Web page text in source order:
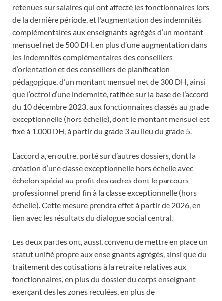
retenues sur salaires qui ont affecté les fonctionnaires lors
de la dernière période, et l’augmentation des indemnités
complémentaires aux enseignants agrégés d’un montant
mensuel net de 500 DH, en plus d’une augmentation dans
les indemnités complémentaires des conseillers
d’orientation et des conseillers de planification
pédagogique, d’un montant mensuel net de 300 DH, ainsi
que l’octroi d’une indemnité, ratifiée sur la base de l’accord
du 10 décembre 2023, aux fonctionnaires classés au grade
exceptionnelle (hors échelle), dont le montant mensuel est
fixé à 1.000 DH, à partir du grade 3 au lieu du grade 5.
L’accord a, en outre, porté sur d’autres dossiers, dont la
création d’une classe exceptionnelle hors échelle avec
échelon spécial au profit des cadres dont le parcours
professionnel prend fin à la classe exceptionnelle (hors
échelle). Cette mesure prendra effet à partir de 2026, en
lien avec les résultats du dialogue social central.
Les deux parties ont, aussi, convenu de mettre en place un
statut unifié propre aux enseignants agrégés, ainsi que du
traitement des cotisations à la retraite relatives aux
fonctionnaires, en plus du dossier du corps enseignant
exerçant des les zones reculées, en plus de